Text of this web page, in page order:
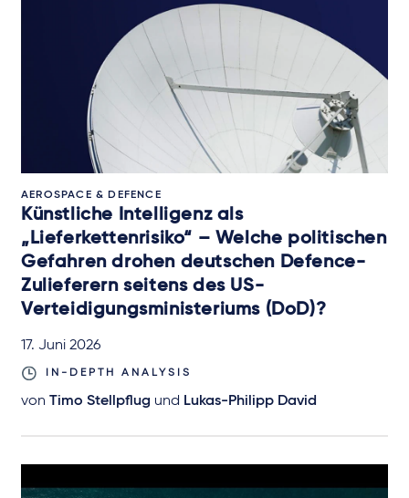
AEROSPACE & DEFENCE
Künstliche Intelligenz als
„Lieferkettenrisiko“ – Welche politischen
Gefahren drohen deutschen Defence-
Zulieferern seitens des US-
Verteidigungsministeriums (DoD)?
17. Juni 2026
IN-DEPTH ANALYSIS
von Timo Stellpflug und Lukas-Philipp David